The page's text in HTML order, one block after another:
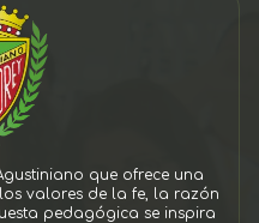
que ofrece una
valores de la fe, la razón
pedagógica se inspira